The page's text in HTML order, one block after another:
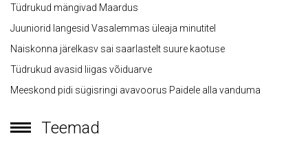
Tüdrukud mängivad Maardus
Juuniorid langesid Vasalemmas üleaja minutitel
Naiskonna järelkasv sai saarlastelt suure kaotuse
Tüdrukud avasid liigas võiduarve
Meeskond pidi sügisringi avavoorus Paidele alla vanduma
Teemad